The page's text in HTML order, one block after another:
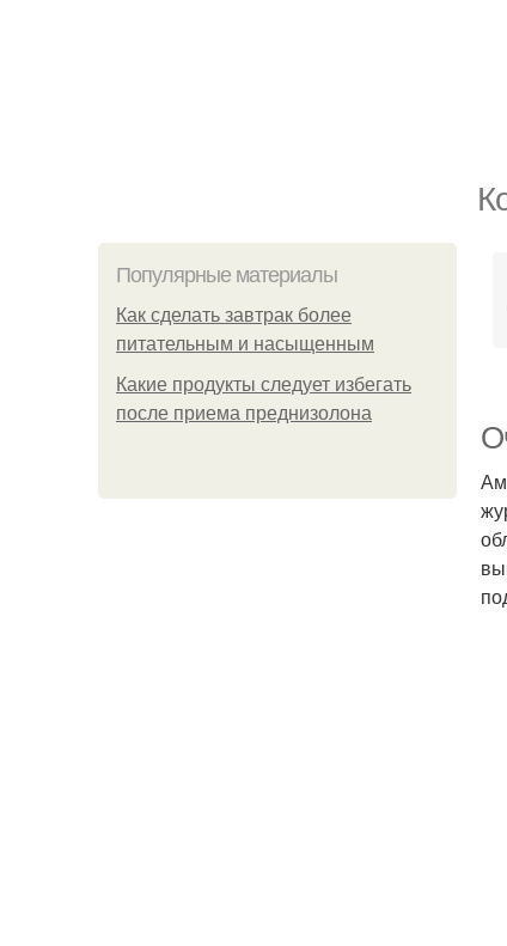
Популярные материалы
Как сделать завтрак более
питательным и насыщенным
Какие продукты следует избегать
после приема преднизолона